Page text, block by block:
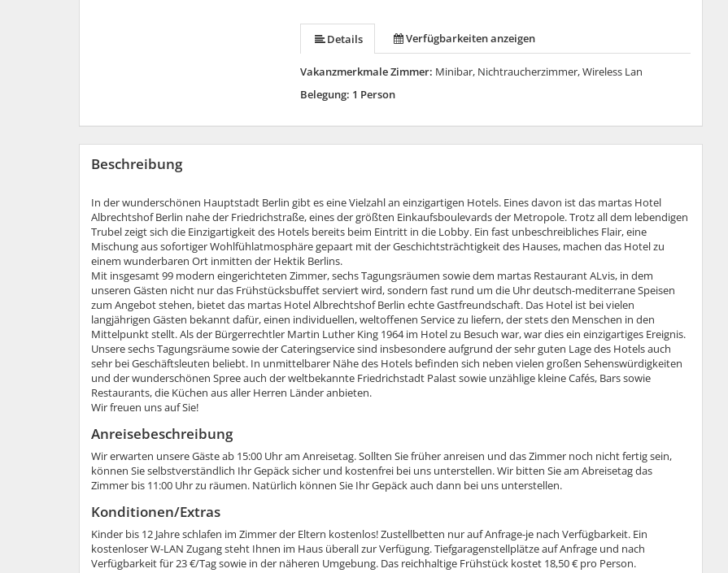
Details Verfügbarkeiten anzeigen
Vakanzmerkmale Zimmer: Minibar, Nichtraucherzimmer, Wireless Lan
Belegung: 1 Person
Beschreibung
In der wunderschönen Hauptstadt Berlin gibt es eine Vielzahl an einzigartigen Hotels. Eines davon ist das martas Hotel
Albrechtshof Berlin nahe der Friedrichstraße, eines der größten Einkaufsboulevards der Metropole. Trotz all dem lebendigen
Trubel zeigt sich die Einzigartigkeit des Hotels bereits beim Eintritt in die Lobby. Ein fast unbeschreibliches Flair, eine
Mischung aus sofortiger Wohlfühlatmosphäre gepaart mit der Geschichtsträchtigkeit des Hauses, machen das Hotel zu
einem wunderbaren Ort inmitten der Hektik Berlins.
Mit insgesamt 99 modern eingerichteten Zimmer, sechs Tagungsräumen sowie dem martas Restaurant ALvis, in dem
unseren Gästen nicht nur das Frühstücksbuffet serviert wird, sondern fast rund um die Uhr deutsch-mediterrane Speisen
zum Angebot stehen, bietet das martas Hotel Albrechtshof Berlin echte Gastfreundschaft. Das Hotel ist bei vielen
langjährigen Gästen bekannt dafür, einen individuellen, weltoffenen Service zu liefern, der stets den Menschen in den
Mittelpunkt stellt. Als der Bürgerrechtler Martin Luther King 1964 im Hotel zu Besuch war, war dies ein einzigartiges Ereignis.
Unsere sechs Tagungsräume sowie der Cateringservice sind insbesondere aufgrund der sehr guten Lage des Hotels auch
sehr bei Geschäftsleuten beliebt. In unmittelbarer Nähe des Hotels befinden sich neben vielen großen Sehenswürdigkeiten
und der wunderschönen Spree auch der weltbekannte Friedrichstadt Palast sowie unzählige kleine Cafés, Bars sowie
Restaurants, die Küchen aus aller Herren Länder anbieten.
Wir freuen uns auf Sie!
Anreisebeschreibung
Wir erwarten unsere Gäste ab 15:00 Uhr am Anreisetag. Sollten Sie früher anreisen und das Zimmer noch nicht fertig sein,
können Sie selbstverständlich Ihr Gepäck sicher und kostenfrei bei uns unterstellen. Wir bitten Sie am Abreisetag das
Zimmer bis 11:00 Uhr zu räumen. Natürlich können Sie Ihr Gepäck auch dann bei uns unterstellen.
Konditionen/Extras
Kinder bis 12 Jahre schlafen im Zimmer der Eltern kostenlos! Zustellbetten nur auf Anfrage-je nach Verfügbarkeit. Ein
kostenloser W-LAN Zugang steht Ihnen im Haus überall zur Verfügung. Tiefgaragenstellplätze auf Anfrage und nach
Verfügbarkeit für 23 €/Tag sowie in der näheren Umgebung. Das reichhaltige Frühstück kostet 18,50 € pro Person.